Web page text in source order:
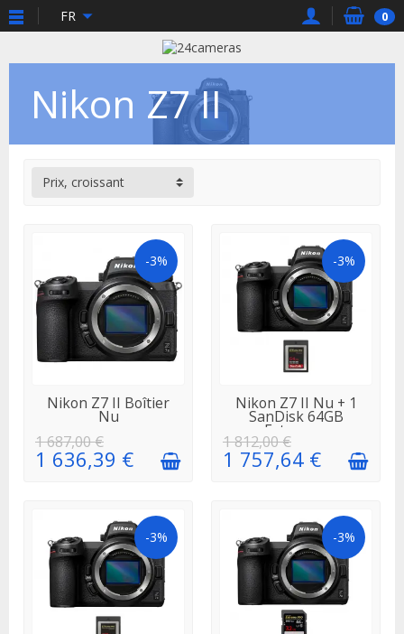
FR 0
Nikon Z7 II
Prix, croissant
-3%
EN STOCK
Nikon Z7 II Boîtier
Nu
1 687,00 €
1 636,39 €
-3%
EN STOCK
Nikon Z7 II Nu + 1
SanDisk 64GB
Extreme...
1 812,00 €
1 757,64 €
-3% -3%